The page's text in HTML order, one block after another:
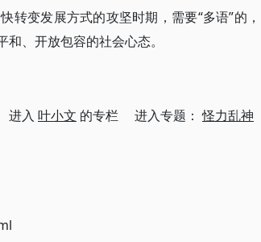
变发展方式的攻坚时期，需要“多语”的，
、开放包容的社会心态。
进入 叶小文 的专栏 进入专题：怪力乱神